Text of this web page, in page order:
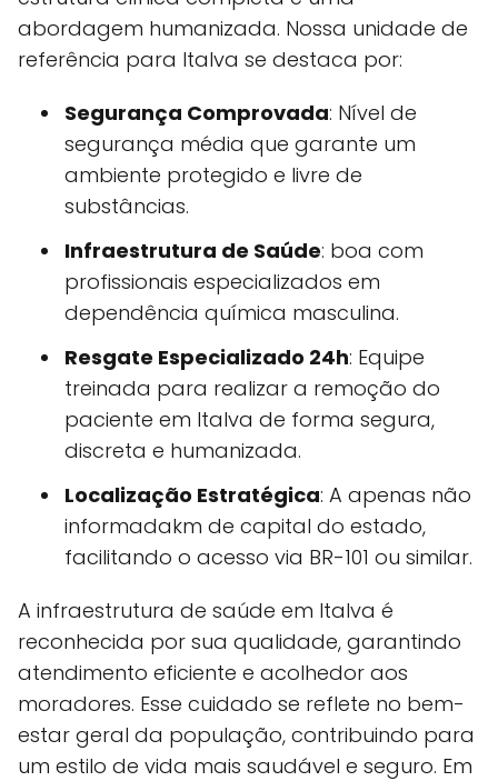
abordagem humanizada. Nossa unidade de
referência para Italva se destaca por:
Segurança Comprovada: Nível de
segurança média que garante um
ambiente protegido e livre de
substâncias.
Infraestrutura de Saúde: boa com
profissionais especializados em
dependência química masculina.
Resgate Especializado 24h: Equipe
treinada para realizar a remoção do
paciente em Italva de forma segura,
discreta e humanizada.
Localização Estratégica: A apenas não
informadakm de capital do estado,
facilitando o acesso via BR-101 ou similar.
A infraestrutura de saúde em Italva é
reconhecida por sua qualidade, garantindo
atendimento eficiente e acolhedor aos
moradores. Esse cuidado se reflete no bem-
estar geral da população, contribuindo para
um estilo de vida mais saudável e seguro. Em